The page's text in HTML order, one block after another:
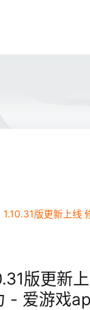
版更新
- 爱游戏